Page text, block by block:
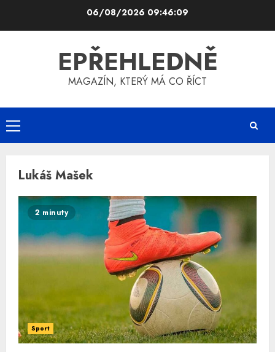
06/08/2026 09:46:09
EPŘEHLEDNĚ
MAGAZÍN, KTERÝ MÁ CO ŘÍCT
Primary
Menu
Lukáš Mašek
2 minuty
Sport